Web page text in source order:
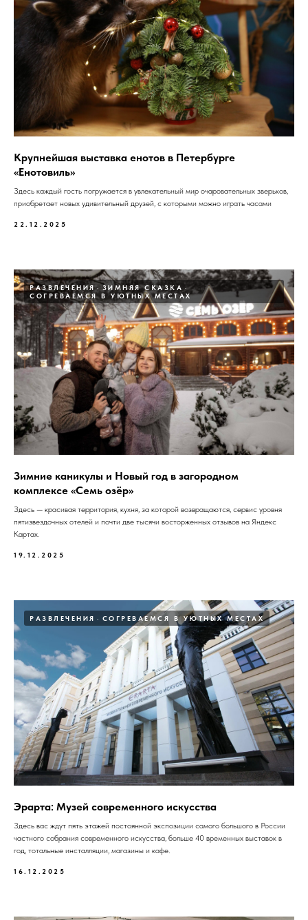
Крупнейшая выставка енотов в Петербурге
«Енотовиль»
Здесь каждый гость погружается в увлекательный мир очаровательных зверьков,
приобретает новых удивительный друзей, с которыми можно играть часами
22.12.2025
РАЗВЛЕЧЕНИЯ
ЗИМНЯЯ СКАЗКА
СОГРЕВАЕМСЯ В УЮТНЫХ МЕСТАХ
Зимние каникулы и Новый год в загородном
комплексе «Семь озёр»
Здесь — красивая территория, кухня, за которой возвращаются, сервис уровня
пятизвездочных отелей и почти две тысячи восторженных отзывов на Яндекс
Картах.
19.12.2025
РАЗВЛЕЧЕНИЯ СОГРЕВАЕМСЯ В УЮТНЫХ МЕСТАХ
Эрарта: Музей современного искусства
Здесь вас ждут пять этажей постоянной экспозиции самого большого в России
частного собрания современного искусства, больше 40 временных выставок в
год, тотальные инсталляции, магазины и кафе.
16.12.2025